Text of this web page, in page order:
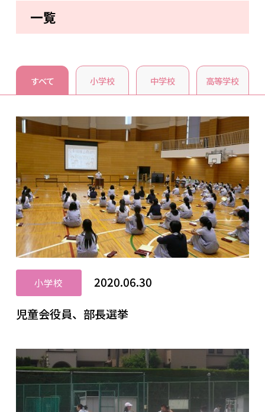
一覧
すべて 小学校 中学校 高等学校
小学校
2020.06.30
児童会役員、部長選挙